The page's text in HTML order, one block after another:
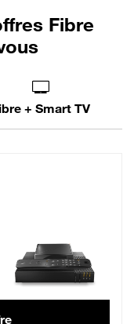
Fibre
+ Smart TV
Lite Fibre